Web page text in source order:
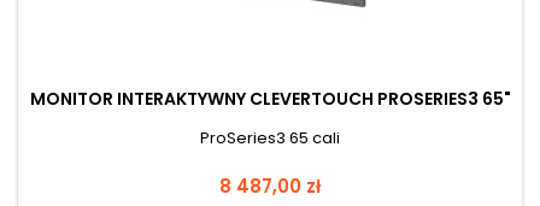
MONITOR INTERAKTYWNY CLEVERTOUCH PROSERIES3 65"
ProSeries3 65 cali
Cena
8 487,00 zł